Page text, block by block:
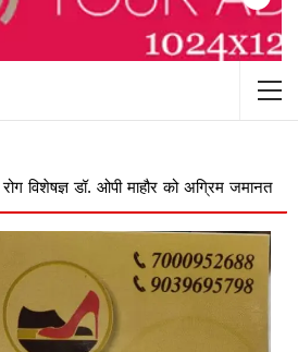
माहौर को अग्रिम जमानत बस